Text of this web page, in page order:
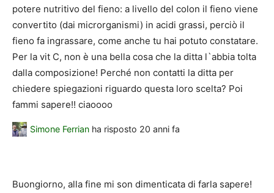
potere nutritivo del fieno: a livello del colon il fieno viene
convertito (dai microrganismi) in acidi grassi, perciò il
fieno fa ingrassare, come anche tu hai potuto constatare.
Per la vit C, non è una bella cosa che la ditta l`abbia tolta
dalla composizione! Perché non contatti la ditta per
chiedere spiegazioni riguardo questa loro scelta? Poi
fammi sapere!! ciaoooo
Simone Ferrian ha risposto 20 anni fa
Buongiorno, alla fine mi son dimenticata di farla sapere!